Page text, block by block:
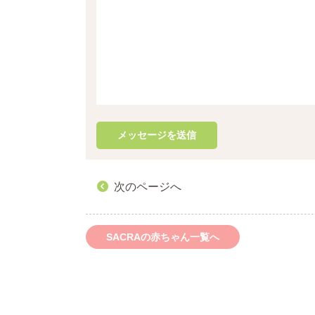
次のページへ
SACRAの赤ちゃん一覧へ